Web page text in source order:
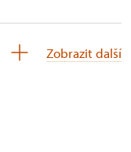
13.00 – 13.45,
Zobrazit další